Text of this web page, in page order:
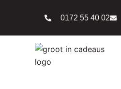
0172 55 40 02